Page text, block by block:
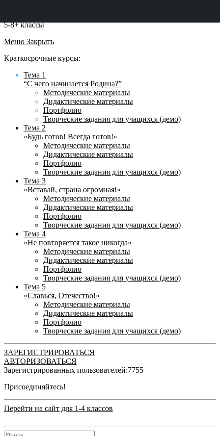
5-8+ классы
Меню Закрыть
Краткосрочные курсы:
Тема 1
“С чего начинается Родина?”
Методические материалы
Дидактические материалы
Портфолио
Творческие задания для учащихся (демо)
Тема 2
«Будь готов! Всегда готов!»
Методические материалы
Дидактические материалы
Портфолио
Творческие задания для учащихся (демо)
Тема 3
«Вставай, страна огромная!»
Методические материалы
Дидактические материалы
Портфолио
Творческие задания для учащихся (демо)
Тема 4
«Не повторяется такое никогда»
Методические материалы
Дидактические материалы
Портфолио
Творческие задания для учащихся (демо)
Тема 5
«Славься, Отечество!»
Методические материалы
Дидактические материалы
Портфолио
Творческие задания для учащихся (демо)
ЗАРЕГИСТРИРОВАТЬСЯ
АВТОРИЗОВАТЬСЯ
Зарегистрированных пользователей:7755
Присоединяйтесь!
Перейти на сайт для 1-4 классов